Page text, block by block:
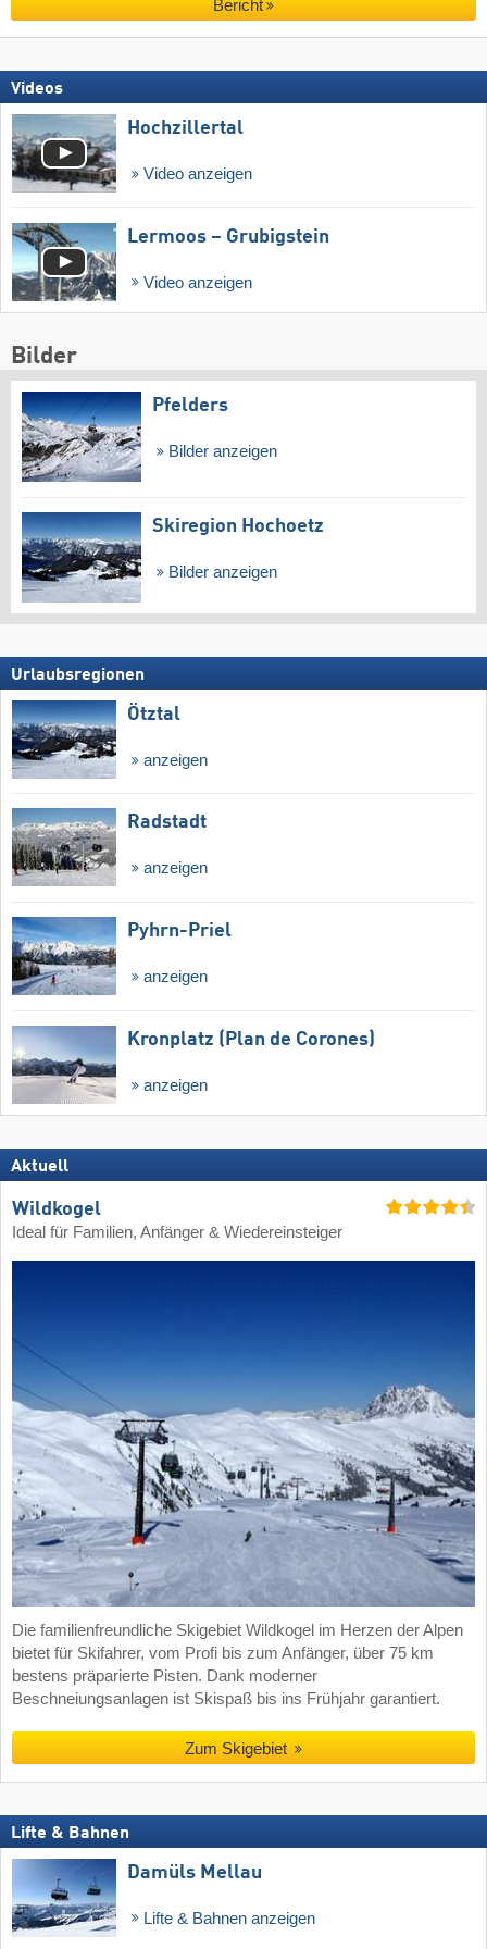
Bericht
Videos
Hochzillertal
Video anzeigen
Lermoos – Grubigstein
Video anzeigen
Bilder
Pfelders
Bilder anzeigen
Skiregion Hochoetz
Bilder anzeigen
Urlaubsregionen
Ötztal
anzeigen
Radstadt
anzeigen
Pyhrn-Priel
anzeigen
Kronplatz (Plan de Corones)
anzeigen
Aktuell
Wildkogel
Ideal für Familien, Anfänger & Wiedereinsteiger
Die familienfreundliche Skigebiet Wildkogel im Herzen der Alpen
bietet für Skifahrer, vom Profi bis zum Anfänger, über 75 km
bestens präparierte Pisten. Dank moderner
Beschneiungsanlagen ist Skispaß bis ins Frühjahr garantiert.
Zum Skigebiet
Lifte & Bahnen
Damüls Mellau
Lifte & Bahnen anzeigen